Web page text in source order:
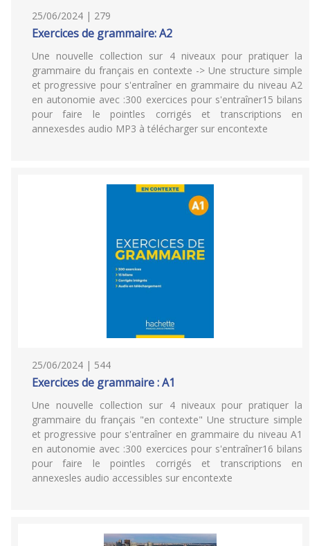
25/06/2024 | 279
Exercices de grammaire: A2
Une nouvelle collection sur 4 niveaux pour pratiquer la
grammaire du français en contexte -> Une structure simple
et progressive pour s'entraîner en grammaire du niveau A2
en autonomie avec :300 exercices pour s'entraîner15 bilans
pour faire le pointles corrigés et transcriptions en
annexesdes audio MP3 à télécharger sur encontexte
25/06/2024 | 544
Exercices de grammaire : A1
Une nouvelle collection sur 4 niveaux pour pratiquer la
grammaire du français "en contexte" Une structure simple
et progressive pour s'entraîner en grammaire du niveau A1
en autonomie avec :300 exercices pour s'entraîner16 bilans
pour faire le pointles corrigés et transcriptions en
annexesles audio accessibles sur encontexte